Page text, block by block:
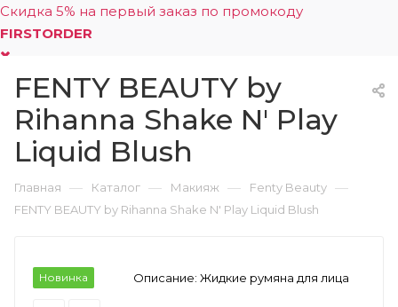
Скидка 5% на первый заказ по промокоду
FIRSTORDER
0
FENTY BEAUTY by
Rihanna Shake N' Play
Liquid Blush
Главная — Каталог — Макияж — Fenty Beauty —
FENTY BEAUTY by Rihanna Shake N' Play Liquid Blush
Новинка Описание: Жидкие румяна для лица